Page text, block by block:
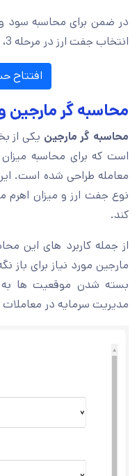
در ضمن برای محاسبه سود و
انتخاب جفت ارز در مرحله 3، بقیه مراحل را انجام دهید.
افتتاح
محاسبه گر مارجین
محاسبه گر مارجین یکی از
است که برای محاسبه
معامله طراحی شده است.
نوع جفت ارز و میزان اهرم
کند.
از جمله کاربرد های این
مارجین مورد نیاز برای باز
بسته شدن موقعیت ها به
مدیریت سرمایه در معاملات